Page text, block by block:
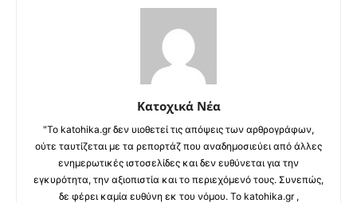
Κατοχικά Νέα
"Το katohika.gr δεν υιοθετεί τις απόψεις των αρθρογράφων,
ούτε ταυτίζεται με τα ρεπορτάζ που αναδημοσιεύει από άλλες
ενημερωτικές ιστοσελίδες και δεν ευθύνεται για την
εγκυρότητα, την αξιοπιστία και το περιεχόμενό τους. Συνεπώς,
δε φέρει καμία ευθύνη εκ του νόμου. Το katohika.gr ,